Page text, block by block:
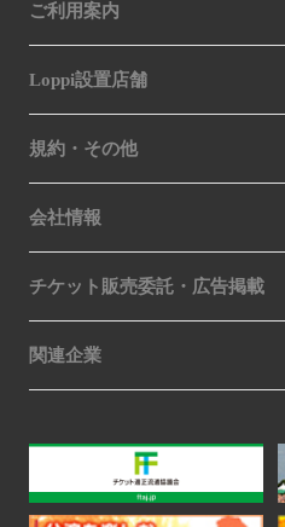
ご利用案内
Loppi設置店舗
規約・その他
会社情報
チケット販売委託・広告掲載
関連企業